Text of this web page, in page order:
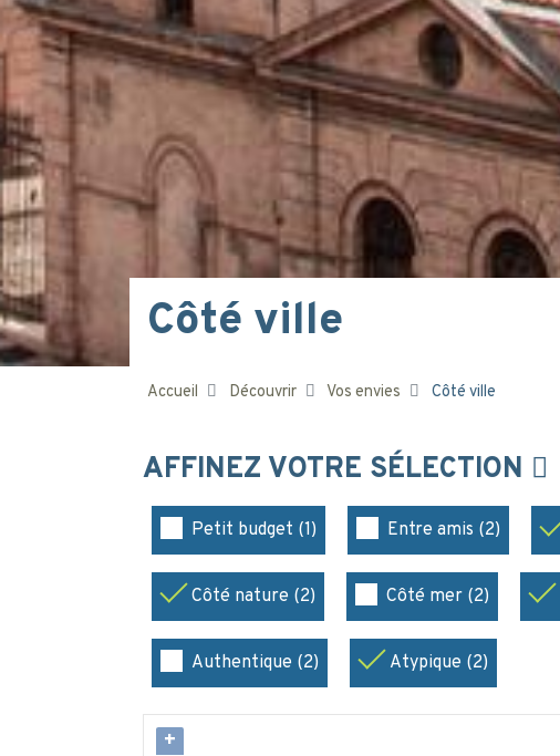
Côté ville
Accueil Découvrir Vos envies Côté ville
AFFINEZ VOTRE SÉLECTION
Petit budget (1) Entre amis (2)
Côté nature (2) Côté mer (2)
Authentique (2) Atypique (2)
+